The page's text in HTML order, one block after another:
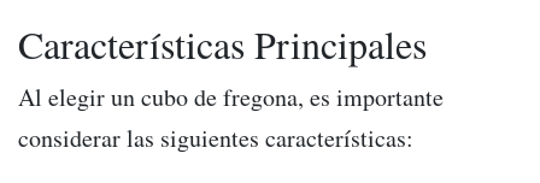
Características Principales
Al elegir un cubo de fregona, es importante
considerar las siguientes características: